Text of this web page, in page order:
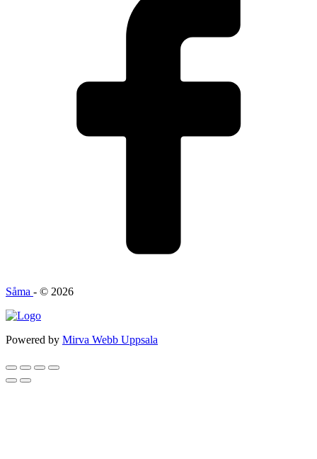
Såma - © 2026
Powered by Mirva Webb Uppsala